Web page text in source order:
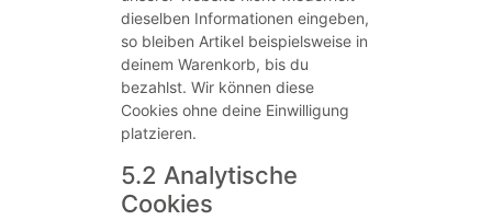
dieselben Informationen eingeben,
so bleiben Artikel beispielsweise in
deinem Warenkorb, bis du
bezahlst. Wir können diese
Cookies ohne deine Einwilligung
platzieren.
5.2 Analytische
Cookies